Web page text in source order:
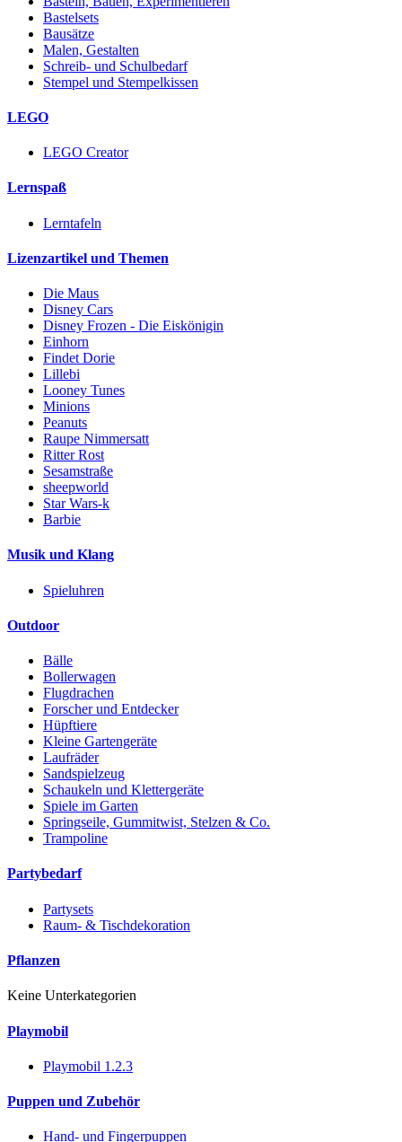
Bastelsets
Bausätze
Malen, Gestalten
Schreib- und Schulbedarf
Stempel und Stempelkissen
LEGO
LEGO Creator
Lernspaß
Lerntafeln
Lizenzartikel und Themen
Die Maus
Disney Cars
Disney Frozen - Die Eiskönigin
Einhorn
Findet Dorie
Lillebi
Looney Tunes
Minions
Peanuts
Raupe Nimmersatt
Ritter Rost
Sesamstraße
sheepworld
Star Wars-k
Barbie
Musik und Klang
Spieluhren
Outdoor
Bälle
Bollerwagen
Flugdrachen
Forscher und Entdecker
Hüpftiere
Kleine Gartengeräte
Laufräder
Sandspielzeug
Schaukeln und Klettergeräte
Spiele im Garten
Springseile, Gummitwist, Stelzen & Co.
Trampoline
Partybedarf
Partysets
Raum- & Tischdekoration
Pflanzen
Keine Unterkategorien
Playmobil
Playmobil 1.2.3
Puppen und Zubehör
Hand- und Fingerpuppen